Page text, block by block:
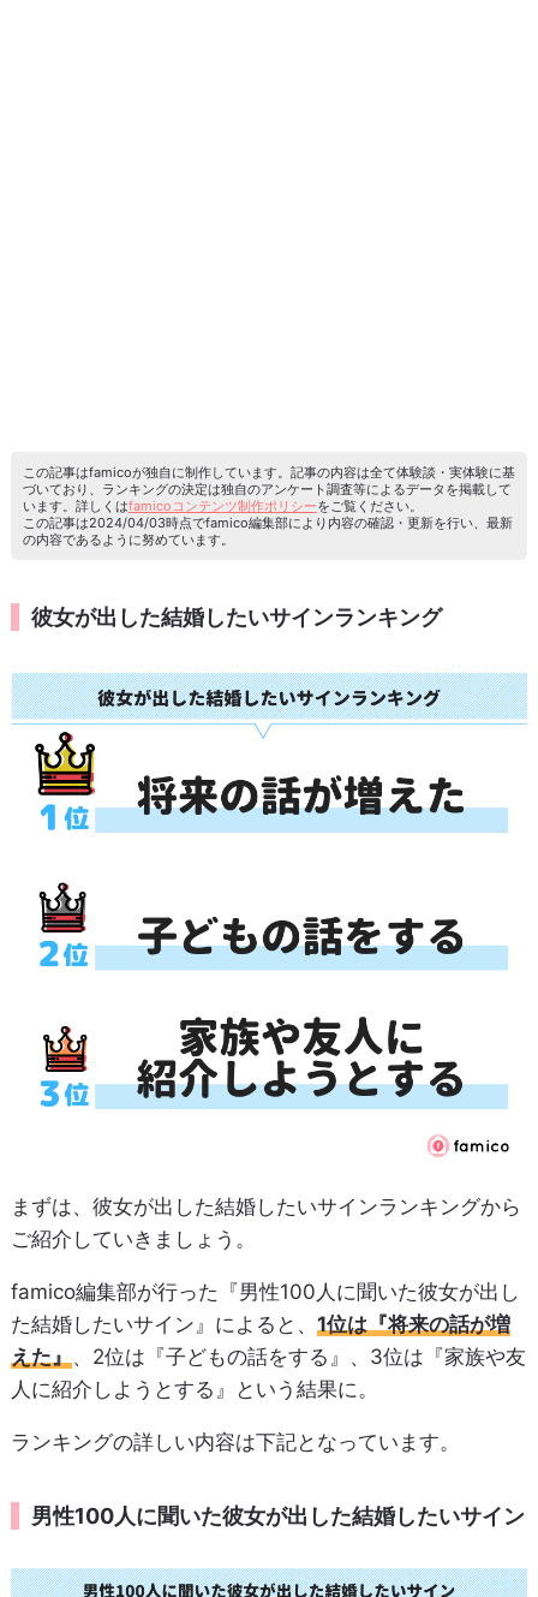
この記事はfamicoが独自に制作しています。記事の内容は全て体験談・実体験に基
づいており、ランキングの決定は独自のアンケート調査等によるデータを掲載して
います。詳しくはfamicoコンテンツ制作ポリシーをご覧ください。
この記事は2024/04/03時点でfamico編集部により内容の確認・更新を行い、最新
の内容であるように努めています。
彼女が出した結婚したいサインランキング
まずは、彼女が出した結婚したいサインランキングから
ご紹介していきましょう。
famico編集部が行った『男性100人に聞いた彼女が出し
た結婚したいサイン』によると、 1位は『将来の話が増
えた』 、2位は『子どもの話をする』、3位は『家族や友
人に紹介しようとする』という結果に。
ランキングの詳しい内容は下記となっています。
男性100人に聞いた彼女が出した結婚したいサイン